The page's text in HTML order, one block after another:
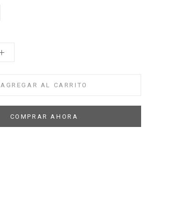
AGREGAR AL CARRITO
COMPRAR AHORA